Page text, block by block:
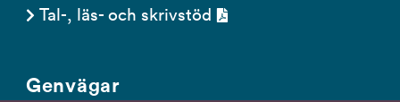
Tal-, läs- och skrivstöd
Genvägar